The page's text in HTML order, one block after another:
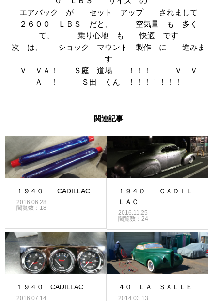
エアバック が セット アップ されまして
２６００ ＬＢＳ だと、 空気量 も 多く
て、 乗り心地 も 快適 です
次 は、 ショック マウント 製作 に 進みま
す
ＶＩＶＡ！ Ｓ庭 道場 ！！！！！ ＶＩＶ
Ａ ！ Ｓ田 くん ！！！！！！！
関連記事
１９４０ CADILLAC
2016.06.28
閲覧数：18
１９４０ ＣＡＤＩＬ
ＬＡＣ
2016.11.25
閲覧数：24
１９４０ CADILLAC
2016.07.14
４０ ＬＡ ＳＡＬＬＥ
2014.03.13